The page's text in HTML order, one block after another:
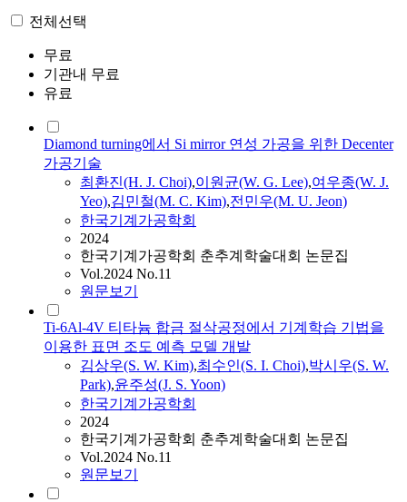
전체선택
무료
기관내 무료
유료
Diamond turning에서 Si mirror 연성 가공을 위한 Decenter
가공기술
최환진(H. J. Choi),이원균(W. G. Lee),여우종(W. J.
Yeo),김민철(M. C. Kim),전민우(M. U. Jeon)
한국기계가공학회
2024
한국기계가공학회 춘추계학술대회 논문집
Vol.2024 No.11
원문보기
Ti-6Al-4V 티타늄 합금 절삭공정에서 기계학습 기법을
이용한 표면 조도 예측 모델 개발
김상우(S. W. Kim),최수인(S. I. Choi),박시우(S. W.
Park),윤주성(J. S. Yoon)
한국기계가공학회
2024
한국기계가공학회 춘추계학술대회 논문집
Vol.2024 No.11
원문보기